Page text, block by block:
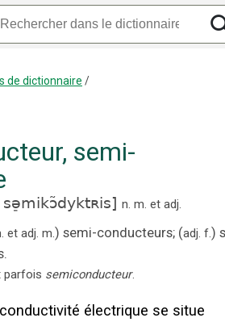
de dictionnaire /
, semi-
sə̠mikɔ̃dyktʀis] n. m. et adj.
et adj. m.) semi-conducteurs; (adj. f.)
.
parfois semiconducteur.
électrique se situe